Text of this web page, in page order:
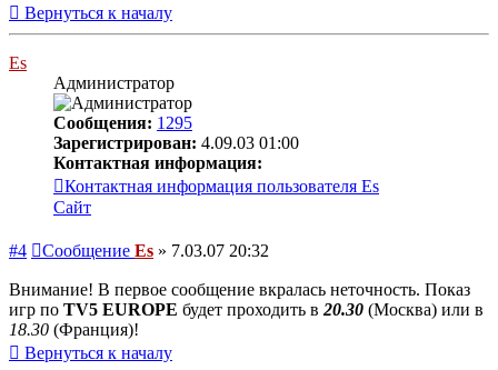
Вернуться к началу
Es
Администратор
Сообщения: 1295
Зарегистрирован: 4.09.03 01:00
Контактная информация:
Контактная информация пользователя Es
Сайт
#4 Сообщение Es » 7.03.07 20:32
Внимание! В первое сообщение вкралась неточность. Показ
игр по TV5 EUROPE будет проходить в20.30 (Москва) или в
18.30 (Франция)!
Вернуться к началу